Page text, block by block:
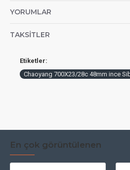
YORUMLAR
TAKSITLER
Etiketler:
Chaoyang 700X23/28c 48mm ince
En çok görüntülenen